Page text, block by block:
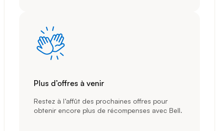
Plus d’offres à venir
Restez à l’affût des prochaines offres pour
obtenir encore plus de récompenses avec Bell.